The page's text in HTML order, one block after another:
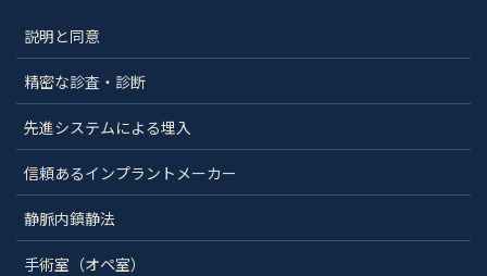
説明と同意
精密な診査・診断
先進システムによる埋入
信頼あるインプラントメーカー
静脈内鎮静法
手術室（オペ室）